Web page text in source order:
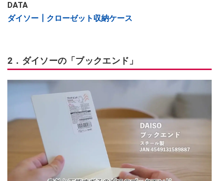
DATA
ダイソー┃クローゼット収納ケース
2．ダイソーの「ブックエンド」